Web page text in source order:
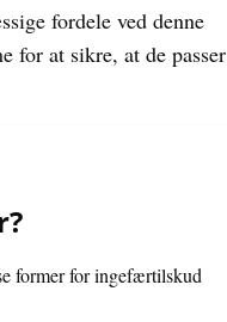
fordele ved denne
for at sikre, at de passer
former for ingefærtilskud